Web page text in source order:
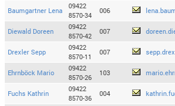
Baumgartner Lena
09422
8570-34
006
Diewald Doreen
09422
8570-42
007
Drexler Sepp
09422
8570-11
007
Ehrnböck Mario
09422
8570-26
103
Fuchs Kathrin
09422
8570-36
004